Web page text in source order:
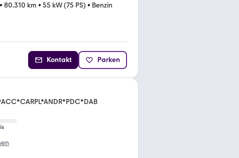
• 80.310 km • 55 kW (75 PS) • Benzin
Kontakt Parken